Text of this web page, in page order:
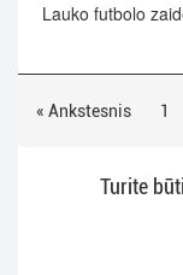
Lauko futbolo
« Ankstesnis 1
Turite